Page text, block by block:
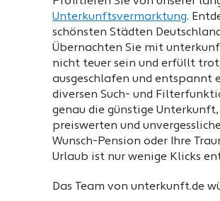
Unterkunftsvermarktung.
schönsten Städten
Übernachten Sie mit
nicht teuer sein und erfüllt
ausgeschlafen und entspannt
diversen Such- und
genau die günstige
preiswerten und
Wunsch-Pension oder Ihre
Urlaub ist nur wenige Klicks
Das Team von unterkunft.de